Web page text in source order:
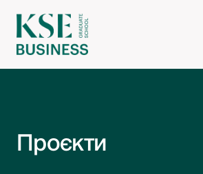
Проєкти